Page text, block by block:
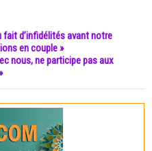
fait d’infidélités avant notre
en couple »
nous, ne participe pas aux